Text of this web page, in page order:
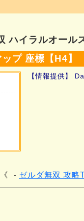
ハイラルオール
プ 座標【H4】
【情報提供】
ゼルダ無双 攻略